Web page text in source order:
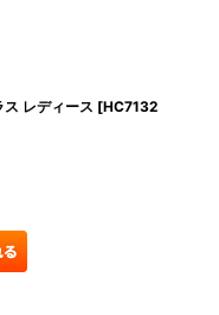
レディース [HC7132